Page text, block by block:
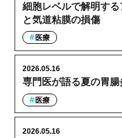
細胞レベルで解明す
と気道粘膜の損傷
医療
専門医が語る夏の胃
2026.05.16
医療
2026.05.16